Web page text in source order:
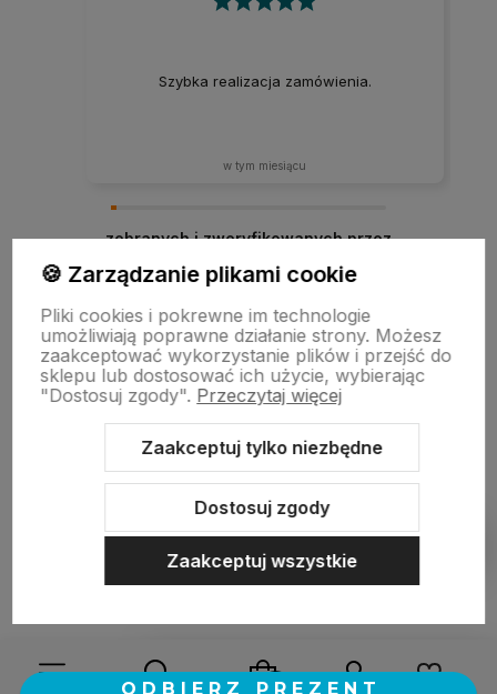
Szybka realizacja zamówienia.
w tym miesiącu
zebranych i zweryfikowanych przez
Sklep internetowy Shoper.pl Szablon Shoper Modern 3.0™
🍪 Zarządzanie plikami cookie
Pliki cookies i pokrewne im technologie
umożliwiają poprawne działanie strony. Możesz
zaakceptować wykorzystanie plików i przejść do
sklepu lub dostosować ich użycie, wybierając
"Dostosuj zgody". Przeczytaj więcej
Zaakceptuj tylko niezbędne
Dostosuj zgody
Zaakceptuj wszystkie